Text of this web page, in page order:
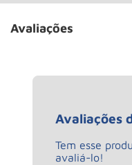
Avaliações
Avaliações
Tem esse
avaliá-lo!